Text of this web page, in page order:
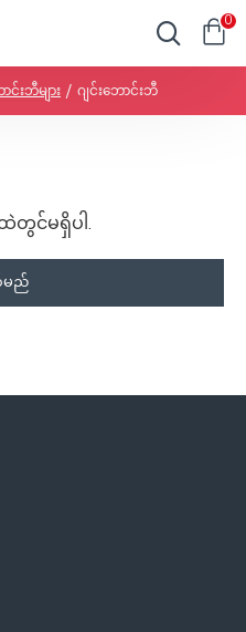
0
င်းဘီများ ဂျင်းဘောင်းဘီ
တွင်မရှိပါ.
ည်